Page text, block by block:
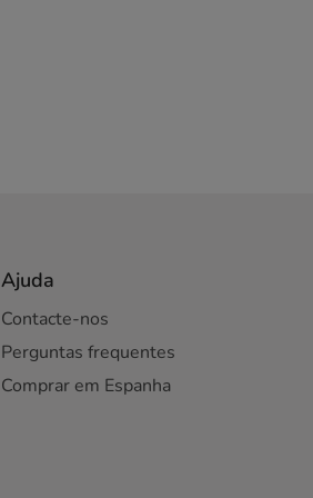
Ajuda
Contacte-nos
Perguntas frequentes
Comprar em Espanha